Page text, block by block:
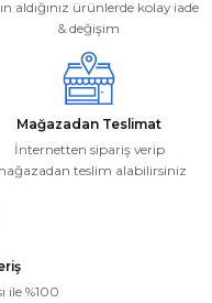
aldığınız ürünlerde kolay iade
& değişim
Mağazadan Teslimat
İnternetten sipariş verip
teslim alabilirsiniz
ile %100